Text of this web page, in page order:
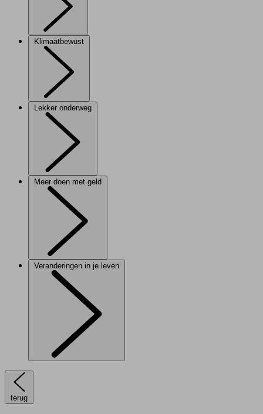
Klimaatbewust
Lekker onderweg
Meer doen met geld
Veranderingen in je leven
terug